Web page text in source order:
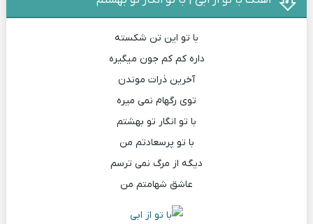
با تو این تن شکسته
داره کم کم جون میگیره
آخرین ذرات موندن
توی رگهام نمی میره
با تو انگار تو بهشتم
با تو پرسعادتم من
دیگه از مرگ نمی ترسم
عاشق شهامتم من